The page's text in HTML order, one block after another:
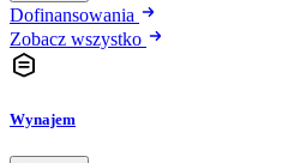
Dofinansowania
Zobacz wszystko
Wynajem